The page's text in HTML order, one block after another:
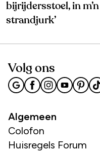
bijrijdersstoel, in m’n
strandjurk’
Volg ons
Algemeen
Colofon
Huisregels Forum